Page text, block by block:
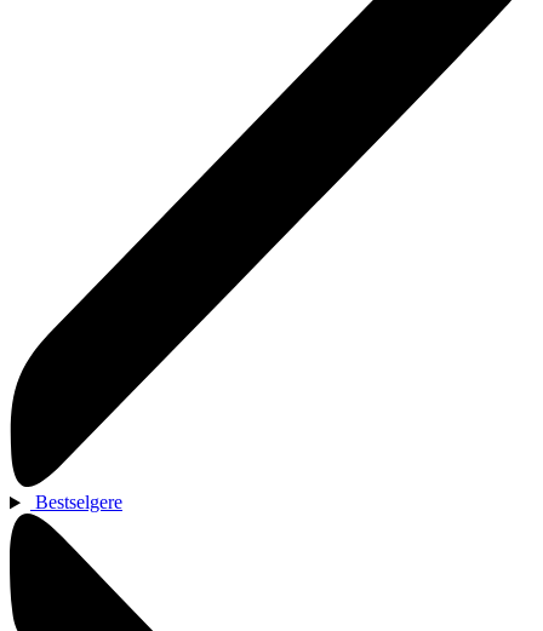
Bestselgere